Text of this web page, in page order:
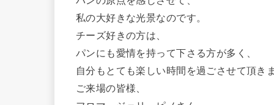
私の大好きな光景なのです。
チーズ好きの方は、
パンにも愛情を持って下さる方が多く、
自分もとても楽しい時間を過ごさせて頂き
ご来場の皆様、